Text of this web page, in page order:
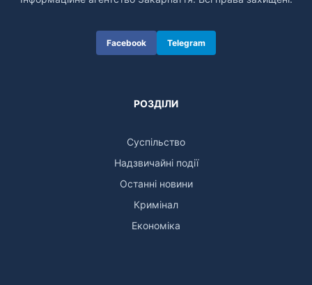
Facebook Telegram
РОЗДІЛИ
Суспільство
Надзвичайні події
Останні новини
Кримінал
Економіка